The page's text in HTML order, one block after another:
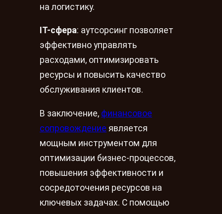
на логистику.
IT-сфера: аутсорсинг позволяет
эффективно управлять
расходами, оптимизировать
ресурсы и повысить качество
обслуживания клиентов.
В заключение, финансовое
сопровождение является
мощным инструментом для
оптимизации бизнес-процессов,
повышения эффективности и
сосредоточения ресурсов на
ключевых задачах. С помощью